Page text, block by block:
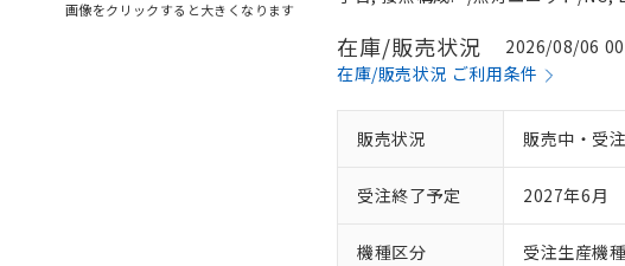
画像をクリックすると大きくなります
在庫/販売状況
2026/08/06
在庫/販売状況 ご利用条件
販売状況 販売中・受
受注終了予定 2027年6月
機種区分 受注生産機種